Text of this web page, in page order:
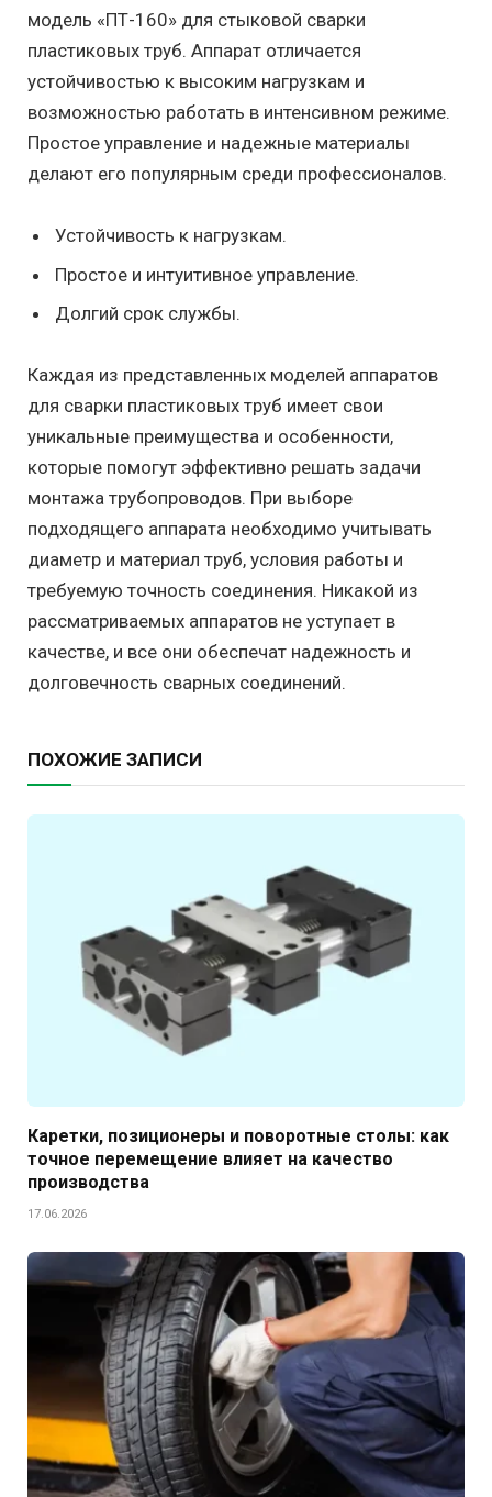
модель «ПТ-160» для стыковой сварки
пластиковых труб. Аппарат отличается
устойчивостью к высоким нагрузкам и
возможностью работать в интенсивном режиме.
Простое управление и надежные материалы
делают его популярным среди профессионалов.
Устойчивость к нагрузкам.
Простое и интуитивное управление.
Долгий срок службы.
Каждая из представленных моделей аппаратов
для сварки пластиковых труб имеет свои
уникальные преимущества и особенности,
которые помогут эффективно решать задачи
монтажа трубопроводов. При выборе
подходящего аппарата необходимо учитывать
диаметр и материал труб, условия работы и
требуемую точность соединения. Никакой из
рассматриваемых аппаратов не уступает в
качестве, и все они обеспечат надежность и
долговечность сварных соединений.
ПОХОЖИЕ ЗАПИСИ
Каретки, позиционеры и поворотные столы: как
точное перемещение влияет на качество
производства
17.06.2026